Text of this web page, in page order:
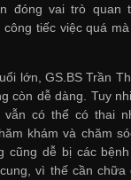
đóng vai trò quan
tiếc việc quá
lớn, GS.BS Trần
còn dễ dàng. Tuy
vẫn có thể có thai
khám và chăm
cũng dễ bị các
vì thế cần